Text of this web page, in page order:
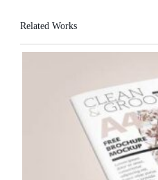
Related Works